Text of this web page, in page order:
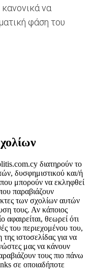
να
φάση του
διατηρούν το
δυσφημιστικού και/ή
μπορούν να εκληφθεί
παραβιάζουν
των σχολίων αυτών
τους. Αν κάποιος
θεωρεί ότι
του περιεχομένου του,
ιστοσελίδας για να
μας να κάνουν
τους πιο πάνω
σε οποιαδήποτε